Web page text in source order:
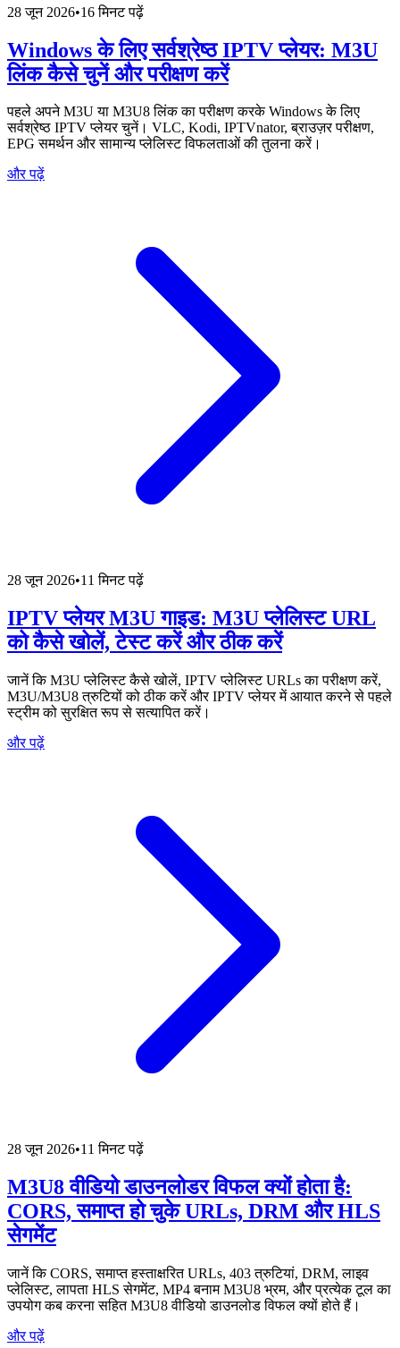
28 जून 2026•16 मिनट पढ़ें
Windows के लिए सर्वश्रेष्ठ IPTV प्लेयर: M3U
लिंक कैसे चुनें और परीक्षण करें
पहले अपने M3U या M3U8 लिंक का परीक्षण करके Windows के लिए
सर्वश्रेष्ठ IPTV प्लेयर चुनें। VLC, Kodi, IPTVnator, ब्राउज़र परीक्षण,
EPG समर्थन और सामान्य प्लेलिस्ट विफलताओं की तुलना करें।
और पढ़ें
28 जून 2026•11 मिनट पढ़ें
IPTV प्लेयर M3U गाइड: M3U प्लेलिस्ट URL
को कैसे खोलें, टेस्ट करें और ठीक करें
जानें कि M3U प्लेलिस्ट कैसे खोलें, IPTV प्लेलिस्ट URLs का परीक्षण करें,
M3U/M3U8 त्रुटियों को ठीक करें और IPTV प्लेयर में आयात करने से पहले
स्ट्रीम को सुरक्षित रूप से सत्यापित करें।
और पढ़ें
28 जून 2026•11 मिनट पढ़ें
M3U8 वीडियो डाउनलोडर विफल क्यों होता है:
CORS, समाप्त हो चुके URLs, DRM और HLS
सेगमेंट
जानें कि CORS, समाप्त हस्ताक्षरित URLs, 403 त्रुटियां, DRM, लाइव
प्लेलिस्ट, लापता HLS सेगमेंट, MP4 बनाम M3U8 भ्रम, और प्रत्येक टूल का
उपयोग कब करना सहित M3U8 वीडियो डाउनलोड विफल क्यों होते हैं।
और पढ़ें